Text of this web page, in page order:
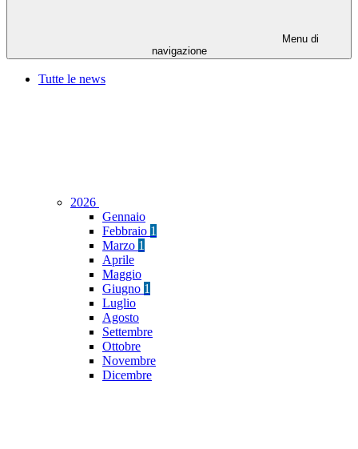
Menu di
navigazione
Tutte le news
2026
Gennaio
Febbraio 1
Marzo 1
Aprile
Maggio
Giugno 1
Luglio
Agosto
Settembre
Ottobre
Novembre
Dicembre